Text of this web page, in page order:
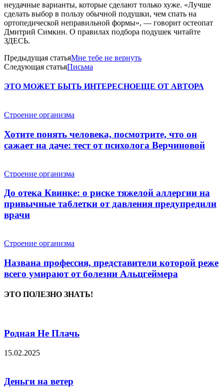
неудачные варианты, которые сделают только хуже. «Лучше
сделать выбор в пользу обычной подушки, чем спать на
ортопедической неправильной формы», — говорит остеопат
Дмитрий Симкин. О правилах подбора подушек читайте
ЗДЕСЬ.
Предыдущая статьяМне тебе не вернуть
Следующая статьяПисьма
ЭТО МОЖЕТ БЫТЬ ИНТЕРЕСНОЕЩЕ ОТ АВТОРА
Строение организма
Хотите понять человека, посмотрите, что он
сажает на даче: тест от психолога Верчиновой
Строение организма
До отека Квинке: о риске тяжелой аллергии на
привычные таблетки от давления предупредили
врачи
Строение организма
Названа профессия, представители которой реже
всего умирают от болезни Альцгеймера
ЭТО ПОЛЕЗНО ЗНАТЬ!
Родная Не Плачь
15.02.2025
Деньги на ветер